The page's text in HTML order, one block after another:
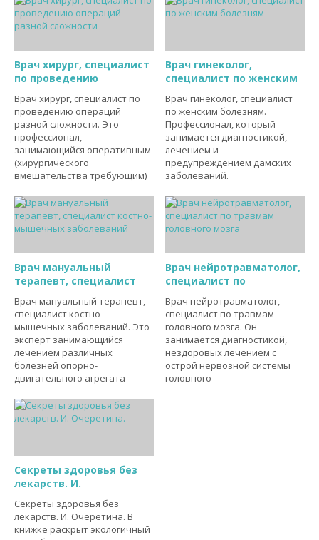
Врач хирург, специалист
по проведению
Врач хирург, специалист по
проведению операций
разной сложности. Это
профессионал,
занимающийся оперативным
(хирургического
вмешательства требующим)
Врач гинеколог,
специалист по женским
Врач гинеколог, специалист
по женским болезням.
Профессионал, который
занимается диагностикой,
лечением и
предупреждением дамских
заболеваний.
Врач мануальный
терапевт, специалист
Врач мануальный терапевт,
специалист костно-
мышечных заболеваний. Это
эксперт занимающийся
лечением различных
болезней опорно-
двигательного агрегата
Врач нейротравматолог,
специалист по
Врач нейротравматолог,
специалист по травмам
головного мозга. Он
занимается диагностикой,
нездоровых лечением с
острой нервозной системы
головного
Секреты здоровья без
лекарств. И.
Секреты здоровья без
лекарств. И. Очеретина. В
книжке раскрыт экологичный